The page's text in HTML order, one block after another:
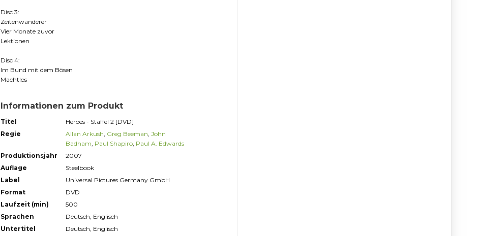
Disc 3:
Zeitenwanderer
Vier Monate zuvor
Lektionen
Disc 4:
Im Bund mit dem Bösen
Machtlos
Informationen zum Produkt
Titel
Heroes - Staffel 2 [DVD]
Regie
Allan Arkush, Greg Beeman, John
Badham, Paul Shapiro, Paul A. Edwards
Produktionsjahr
2007
Auflage
Steelbook
Label
Universal Pictures Germany GmbH
Format
DVD
Laufzeit (min)
500
Sprachen
Deutsch, Englisch
Untertitel
Deutsch, Englisch